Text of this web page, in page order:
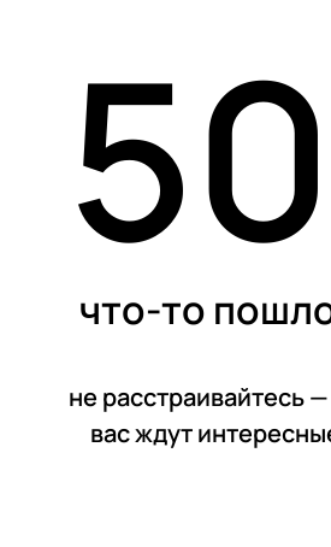
статьи
что-то
не расстраивайтесь —
вас ждут